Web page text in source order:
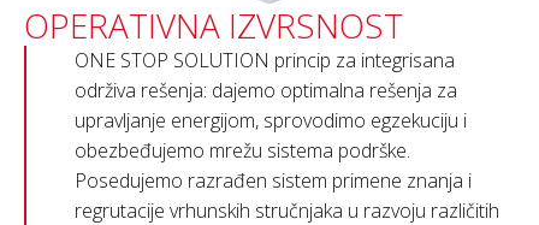
OPERATIVNA IZVRSNOST
ONE STOP SOLUTION princip za integrisana
održiva rešenja: dajemo optimalna rešenja za
upravljanje energijom, sprovodimo egzekuciju i
obezbeđujemo mrežu sistema podrške.
Posedujemo razrađen sistem primene znanja i
regrutacije vrhunskih stručnjaka u razvoju različitih